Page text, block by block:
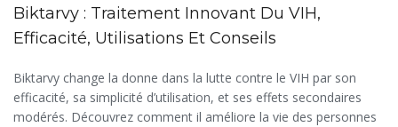
Biktarvy : Traitement Innovant Du VIH,
Efficacité, Utilisations Et Conseils
Biktarvy change la donne dans la lutte contre le VIH par son
efficacité, sa simplicité d’utilisation, et ses effets secondaires
modérés. Découvrez comment il améliore la vie des personnes